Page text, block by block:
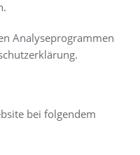
Analyseprogrammen
bei folgendem